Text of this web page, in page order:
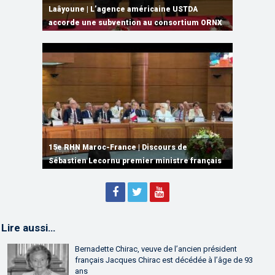
grâce à une connectivité aérienne historique
de Ryanair
Laâyoune | L’agence américaine USTDA
accorde une subvention au consortium ORNX
infrastructures numériques, du Cloud
Computing et de l’IA
DAME, l’un des plus grands porte-conteneurs
au monde
Maroc et le Mali ouvrent une nouvelle étape
de leur partenariat économique
15e RHN Maroc-France | Signature de
plusieurs accords de coopération et de
partenariat
15e RHN Maroc-France | Discours de
Sébastien Lecornu premier ministre français
15e Réunion de Haut Niveau Maroc-France |
Discours de M. Aziz Akhannouch
Lire aussi…
Bernadette Chirac, veuve de l’ancien président
français Jacques Chirac est décédée à l’âge de 93
ans